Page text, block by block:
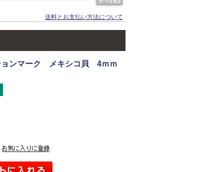
送料とお支払い方法について
ョンマーク メキシコ貝 4ｍｍ